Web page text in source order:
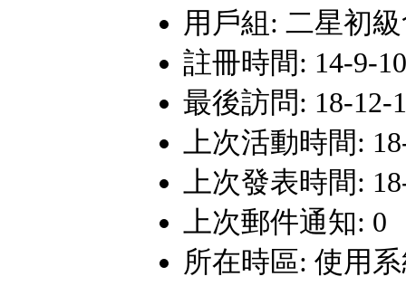
用戶組: 二星初
註冊時間: 14-9-
最後訪問: 18-12-
上次活動時間:
上次發表時間:
上次郵件通知: 0
所在時區: 使用